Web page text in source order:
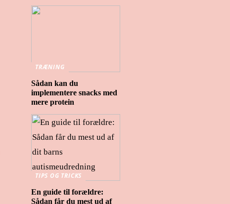
TRÆNING
Sådan kan du
implementere snacks med
mere protein
TIPS OG TRICKS
En guide til forældre:
Sådan får du mest ud af